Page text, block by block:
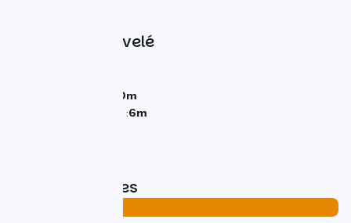
Pentes et dénivelé
0m
Point le plus élevé :6m
Types de routes